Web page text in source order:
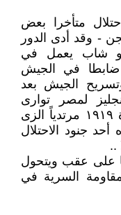
متأخرا بعض
- وقد أدى الدور
شاب يعمل في
ضابطا في الجيش
الجيش بعد
لمصر توارى
الرجل عن الأنظار ، ليظهر في ثورة ١٩١٩ مرتدياً الزى
جنود الاحتلال
..
على عقب ويتحول
السرية في